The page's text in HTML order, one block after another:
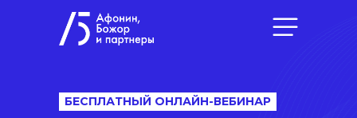
БЕСПЛАТНЫЙ ОНЛАЙН-ВЕБИНАР